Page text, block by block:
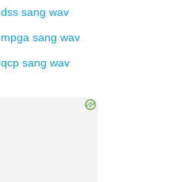
dss sang wav
mpga sang wav
qcp sang wav